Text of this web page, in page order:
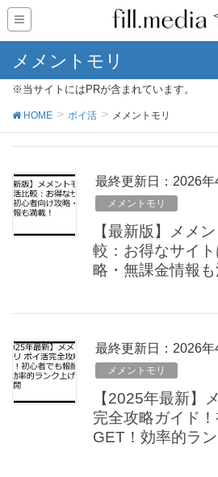
メメントモリ
※当サイトにはPRが含まれています。
HOME ポイ活 メメントモリ
最終更新日：2026年
メメントモリ
【最新版】メメ
較：お得なサイ
略・無課金情報も
最終更新日：2026年
メメントモリ
【2025年最新】
完全攻略ガイド
GET！効率的ラ